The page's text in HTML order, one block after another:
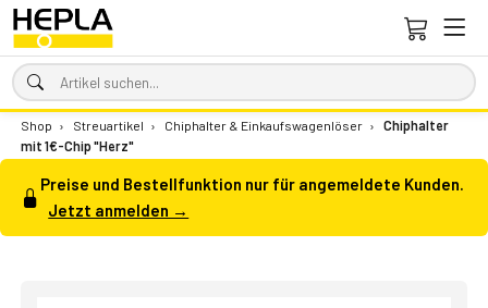
Shop › Streuartikel › Chiphalter & Einkaufswagenlöser ›
Chiphalter
mit 1€-Chip "Herz"
Preise und Bestellfunktion nur für angemeldete Kunden.
Jetzt anmelden →